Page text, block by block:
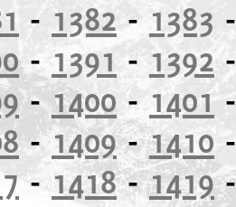
- 1382 - 1383
-1391 -1392
-1400 -1401
-1409-1410
-1418-1419